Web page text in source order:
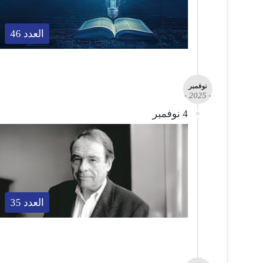
العدد 46
نوفمبر
- 2025 -
4 نوفمبر
العدد 35